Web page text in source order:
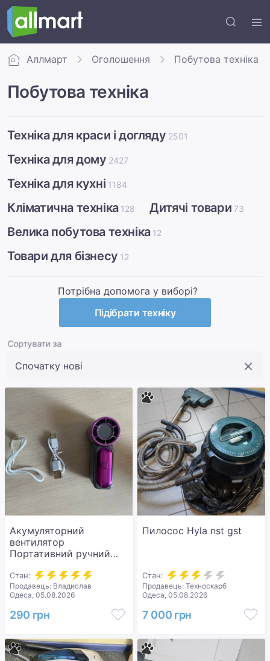
Аллмарт Оголошення Побутова техніка
Побутова техніка
Техніка для краси і догляду 2501
Техніка для дому 2427
Техніка для кухні 1184
Кліматична техніка 128 Дитячі товари 73
Велика побутова техніка 12
Товари для бізнесу 12
Потрібна допомога у виборі?
Підібрати техніку
Сортувати за
Акумуляторний
вентилятор
Портативний ручний
вентилятор X-688 з
LED-дисплеєм та USB-
зарядкою міні
вентилятор з
регулюванням
Стан:
Продавець: Владислав
Одеса, 05.08.2026
290 грн
Пилосос Hyla nst gst
Стан:
Продавець: Техноскарб
Одеса, 05.08.2026
7 000 грн